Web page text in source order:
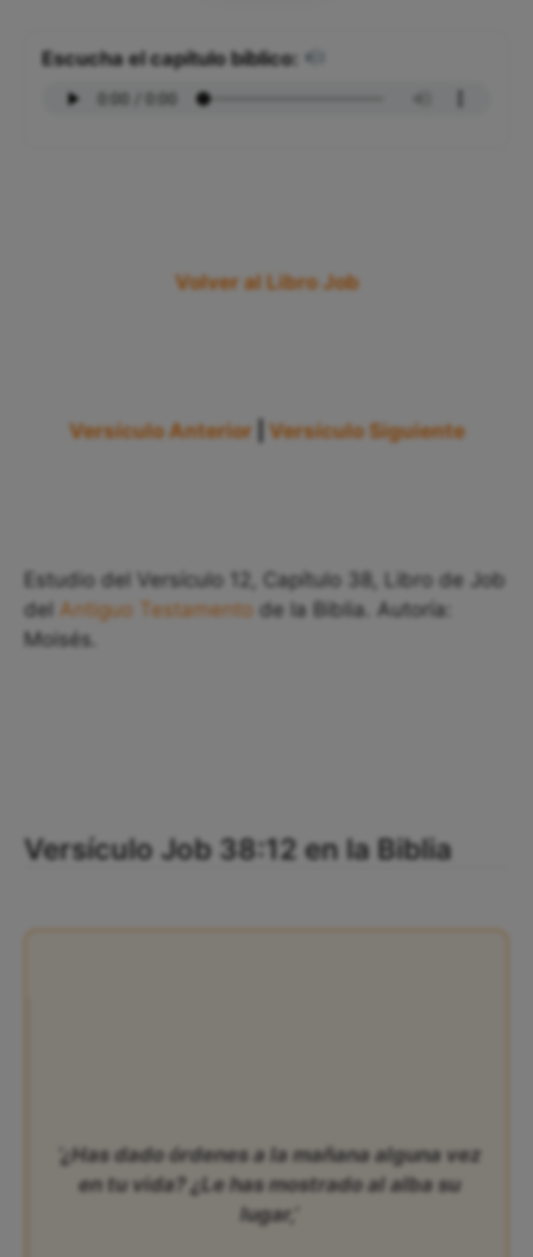
Escucha el capítulo bíblico:
Volver al Libro Job
Versículo Anterior Versículo Siguiente
Estudio del Versículo 12, Capítulo 38, Libro de Job
del Antiguo Testamento de la Biblia. Autoría:
Moisés.
Versículo Job 38:12 en la Biblia
‘¿Has dado órdenes a la mañana alguna vez
en tu vida? ¿Le has mostrado al alba su
lugar,’